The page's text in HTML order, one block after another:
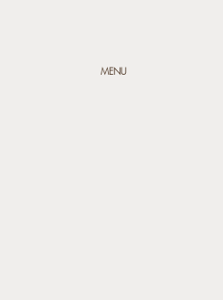
MENU